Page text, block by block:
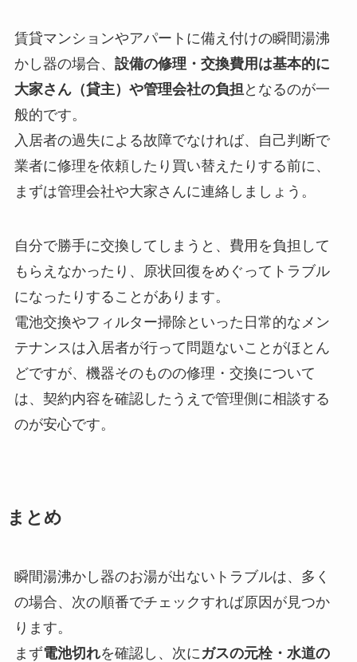
賃貸マンションやアパートに備え付けの瞬間湯沸
かし器の場合、 設備の修理・交換費用は基本的に
大家さん（貸主）や管理会社の負担 となるのが一
般的です。
入居者の過失による故障でなければ、自己判断で
業者に修理を依頼したり買い替えたりする前に、
まずは管理会社や大家さんに連絡しましょう。
自分で勝手に交換してしまうと、費用を負担して
もらえなかったり、原状回復をめぐってトラブル
になったりすることがあります。
電池交換やフィルター掃除といった日常的なメン
テナンスは入居者が行って問題ないことがほとん
どですが、機器そのものの修理・交換について
は、契約内容を確認したうえで管理側に相談する
のが安心です。
まとめ
瞬間湯沸かし器のお湯が出ないトラブルは、多く
の場合、次の順番でチェックすれば原因が見つか
ります。
まず電池切れを確認し、次に ガスの元栓・水道の